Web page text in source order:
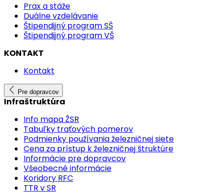
Prax a stáže
Duálne vzdelávanie
Štipendijný program SŠ
Štipendijný program VŠ
KONTAKT
Kontakt
Pre dopravcov
Infraštruktúra
Info mapa ŽSR
Tabuľky traťových pomerov
Podmienky používania železničnej siete
Cena za prístup k železničnej štruktúre
Informácie pre dopravcov
Všeobecné informácie
Koridory RFC
TTR v SR